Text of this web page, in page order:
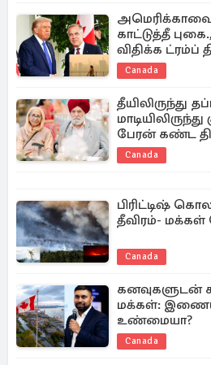
காட்டுத்தீ
விதிக்க ட்ரம்ப்
Canada
தீயிலிருந்து
பேரன் கண்ட
Canada
பிரிட்டிஷ்
தீவிரம்- மக்கள்
Canada
கனவுகளுடன்
மக்கள்:
உண்மையா?
Canada